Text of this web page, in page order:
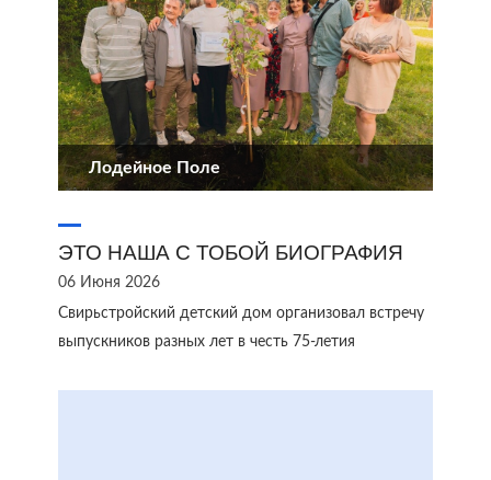
Лодейное Поле
ЭТО НАША С ТОБОЙ БИОГРАФИЯ
06 Июня 2026
Свирьстройский детский дом организовал встречу
выпускников разных лет в честь 75-летия